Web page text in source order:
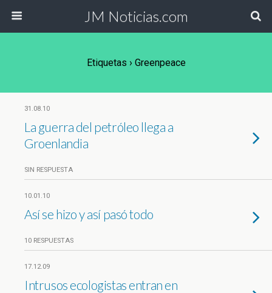
JM Noticias.com
Etiquetas › Greenpeace
31.08.10
La guerra del petróleo llega a
Groenlandia
SIN RESPUESTA
10.01.10
Así se hizo y así pasó todo
10 RESPUESTAS
17.12.09
Intrusos ecologistas entran en